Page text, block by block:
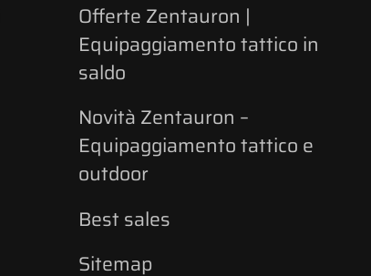
Offerte Zentauron |
Equipaggiamento tattico in
saldo
Novità Zentauron –
Equipaggiamento tattico e
outdoor
Best sales
Sitemap